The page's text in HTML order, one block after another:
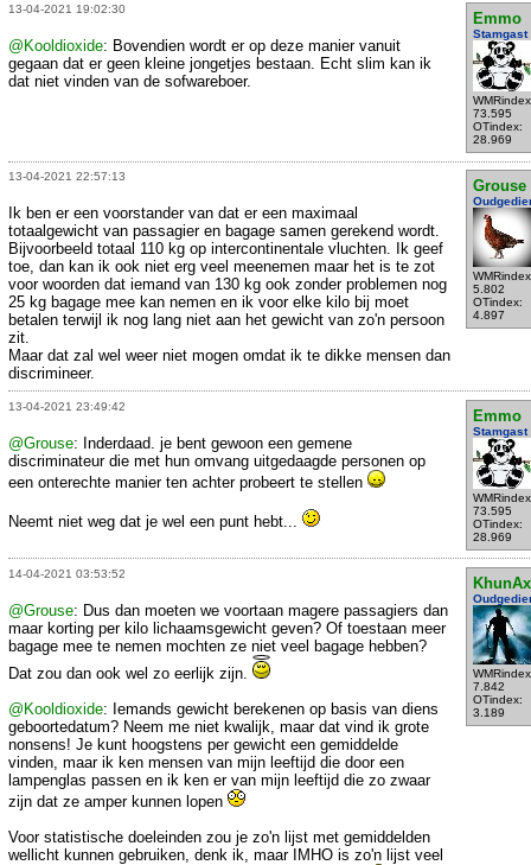
13-04-2021 19:02:30
Emmo
Stamgast
73.595
OTindex:
28.969
@Kooldioxide: Bovendien wordt er op deze manier vanuit
gegaan dat er geen kleine jongetjes bestaan. Echt slim kan ik
dat niet vinden van de sofwareboer.
13-04-2021 22:57:13
Grouse
5.802
OTindex:
4.897
Ik ben er een voorstander van dat er een maximaal
totaalgewicht van passagier en bagage samen gerekend wordt.
Bijvoorbeeld totaal 110 kg op intercontinentale vluchten. Ik geef
toe, dan kan ik ook niet erg veel meenemen maar het is te zot
voor woorden dat iemand van 130 kg ook zonder problemen nog
25 kg bagage mee kan nemen en ik voor elke kilo bij moet
betalen terwijl ik nog lang niet aan het gewicht van zo'n persoon
zit.
Maar dat zal wel weer niet mogen omdat ik te dikke mensen dan
discrimineer.
13-04-2021 23:49:42
Emmo
Stamgast
73.595
OTindex:
28.969
@Grouse: Inderdaad. je bent gewoon een gemene
discriminateur die met hun omvang uitgedaagde personen op
een onterechte manier ten achter probeert te stellen
Neemt niet weg dat je wel een punt hebt...
14-04-2021 03:53:52
7.842
OTindex:
3.189
@Grouse: Dus dan moeten we voortaan magere passagiers dan
maar korting per kilo lichaamsgewicht geven? Of toestaan meer
bagage mee te nemen mochten ze niet veel bagage hebben?
Dat zou dan ook wel zo eerlijk zijn.
@Kooldioxide: Iemands gewicht berekenen op basis van diens
geboortedatum? Neem me niet kwalijk, maar dat vind ik grote
nonsens! Je kunt hoogstens per gewicht een gemiddelde
vinden, maar ik ken mensen van mijn leeftijd die door een
lampenglas passen en ik ken er van mijn leeftijd die zo zwaar
zijn dat ze amper kunnen lopen
Voor statistische doeleinden zou je zo'n lijst met gemiddelden
wellicht kunnen gebruiken, denk ik, maar IMHO is zo'n lijst veel